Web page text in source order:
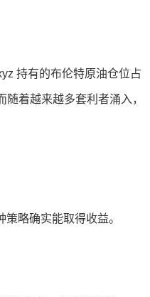
持有的布伦特原油仓位占
着越来越多套利者涌入，
略确实能取得收益。